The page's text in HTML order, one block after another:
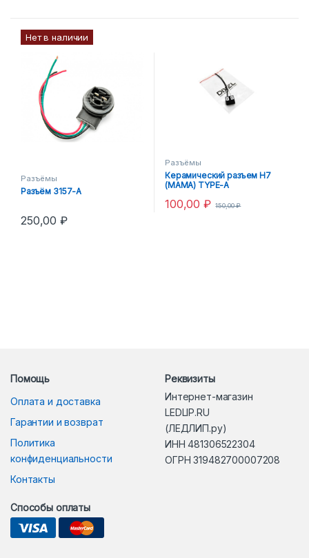
Нет в наличии
Разъёмы
Разъём 3157-A
250,00₽
Разъёмы
Керамический разъем H7
(МАМА) TYPE-A
100,00₽ 150,00₽
Помощь
Оплата и доставка
Гарантии и возврат
Политика
конфиденциальности
Контакты
Реквизиты
Интернет-магазин
LEDLIP.RU
(ЛЕДЛИП.ру)
ИНН 481306522304
ОГРН 319482700007208
Способы оплаты